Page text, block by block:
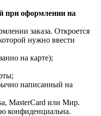
при оформлении на
заказа. Откроется
нужно ввести
на карте);
написанный на
MasterCard или Мир.
конфиденциальна.